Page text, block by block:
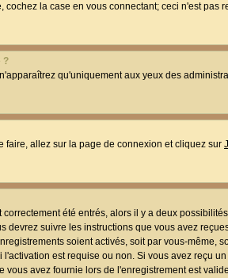
la case en vous connectant; ceci n'est pas
?
qu'uniquement aux yeux des
faire, allez sur la page de connexion et cliquez sur
été entrés, alors il y a deux
devrez suivre les instructions que vous avez
soient activés, soit par vous-même,
est requise ou non. Si vous avez reçu
avez fournie lors de l'enregistrement est